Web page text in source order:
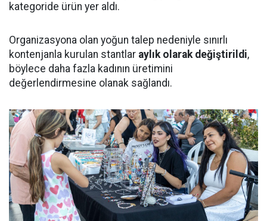
kategoride ürün yer aldı.
Organizasyona olan yoğun talep nedeniyle sınırlı
kontenjanla kurulan stantlar aylık olarak değiştirildi,
böylece daha fazla kadının üretimini
değerlendirmesine olanak sağlandı.